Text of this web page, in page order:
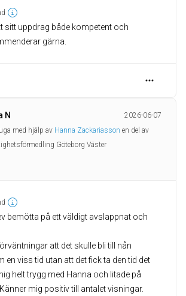
sitt uppdrag både kompetent och
gärna.
N
2026-06-07
med hjälp av Hanna Zackariasson en del av
Göteborg Väster
bemötta på ett väldigt avslappnat och
att det skulle bli till nån
en viss tid utan att det fick ta den tid det
helt trygg med Hanna och litade på
mig positiv till antalet visningar.